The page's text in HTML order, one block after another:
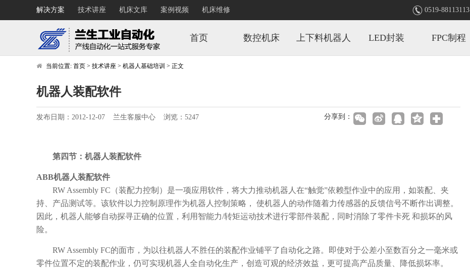
解决方案 技术讲座 机床文库 案例视频 机床维修  0519-88113113
首页 数控机床 上下料机器人 LED封装 FPC制程
当前位置: 首页 > 技术讲座 > 机器人基础培训 > 正文
机器人装配软件
发布日期：2012-12-07 兰生客服中心 浏览：5247 分享到：
第四节：机器人装配软件
ABB机器人装配软件
RW Assembly FC（装配力控制）是一项应用软件，将大力推动机器人在“触觉”依赖型作业中的应用，如装配、夹
持、产品测试等。该软件以力控制原理作为机器人控制策略， 使机器人的动作随着力传感器的反馈信号不断作出调整。
因此，机器人能够自动探寻正确的位置，利用智能力/转矩运动技术进行零部件装配，同时消除了零件卡死 和损坏的风
险。
RW Assembly FC的面市，为以往机器人不胜任的装配作业铺平了自动化之路。即使对于公差小至数百分之一毫米或
零件位置不定的装配作业，仍可实现机器人全自动化生产，创造可观的经济效益，更可提高产品质量、降低损坏率。